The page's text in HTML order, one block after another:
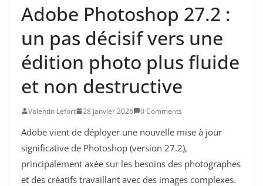
​​Adobe Photoshop 27.2 :
un pas décisif vers une
édition photo plus fluide
et non destructive
Valentin Lefort 28 janvier 2026 0 Comments
​​​​Adobe vient de déployer une nouvelle mise à jour
significative de Photoshop (version 27.2),
principalement axée sur les besoins des photographes
et des créatifs travaillant avec des images complexes.